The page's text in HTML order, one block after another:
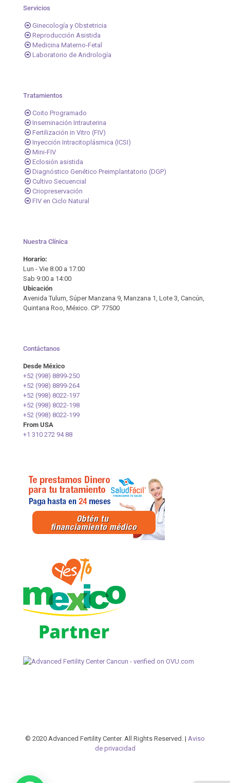
Servicios
Ginecología y Obstetricia
Reproducción Asistida
Medicina Materno-Fetal
Laboratorio de Andrología
Tratamientos
Coito Programado
Inseminación Intrauterina
Fertilización in Vitro (FIV)
Inyección Intracitoplásmica (ICSI)
Mini-FIV
Eclosión asistida
Diagnóstico Genético Preimplantatorio (DGP)
Cultivo Secuencial
Criopreservación
FIV en Ciclo Natural
Nuestra Clínica
Horario:
Lun - Vie 8:00 a 17:00
Sab 9:00 a 14:00
Ubicación
Avenida Tulum, Súper Manzana 9, Manzana 1, Lote 3, Cancún,
Quintana Roo, México. CP: 77500
Contáctanos
Desde México
+52 (998) 8899-250
+52 (998) 8899-264
+52 (998) 8022-197
+52 (998) 8022-198
+52 (998) 8022-199
From USA
+1 310 272 94 88
© 2020 Advanced Fertility Center. All Rights Reserved. | Aviso
de privacidad